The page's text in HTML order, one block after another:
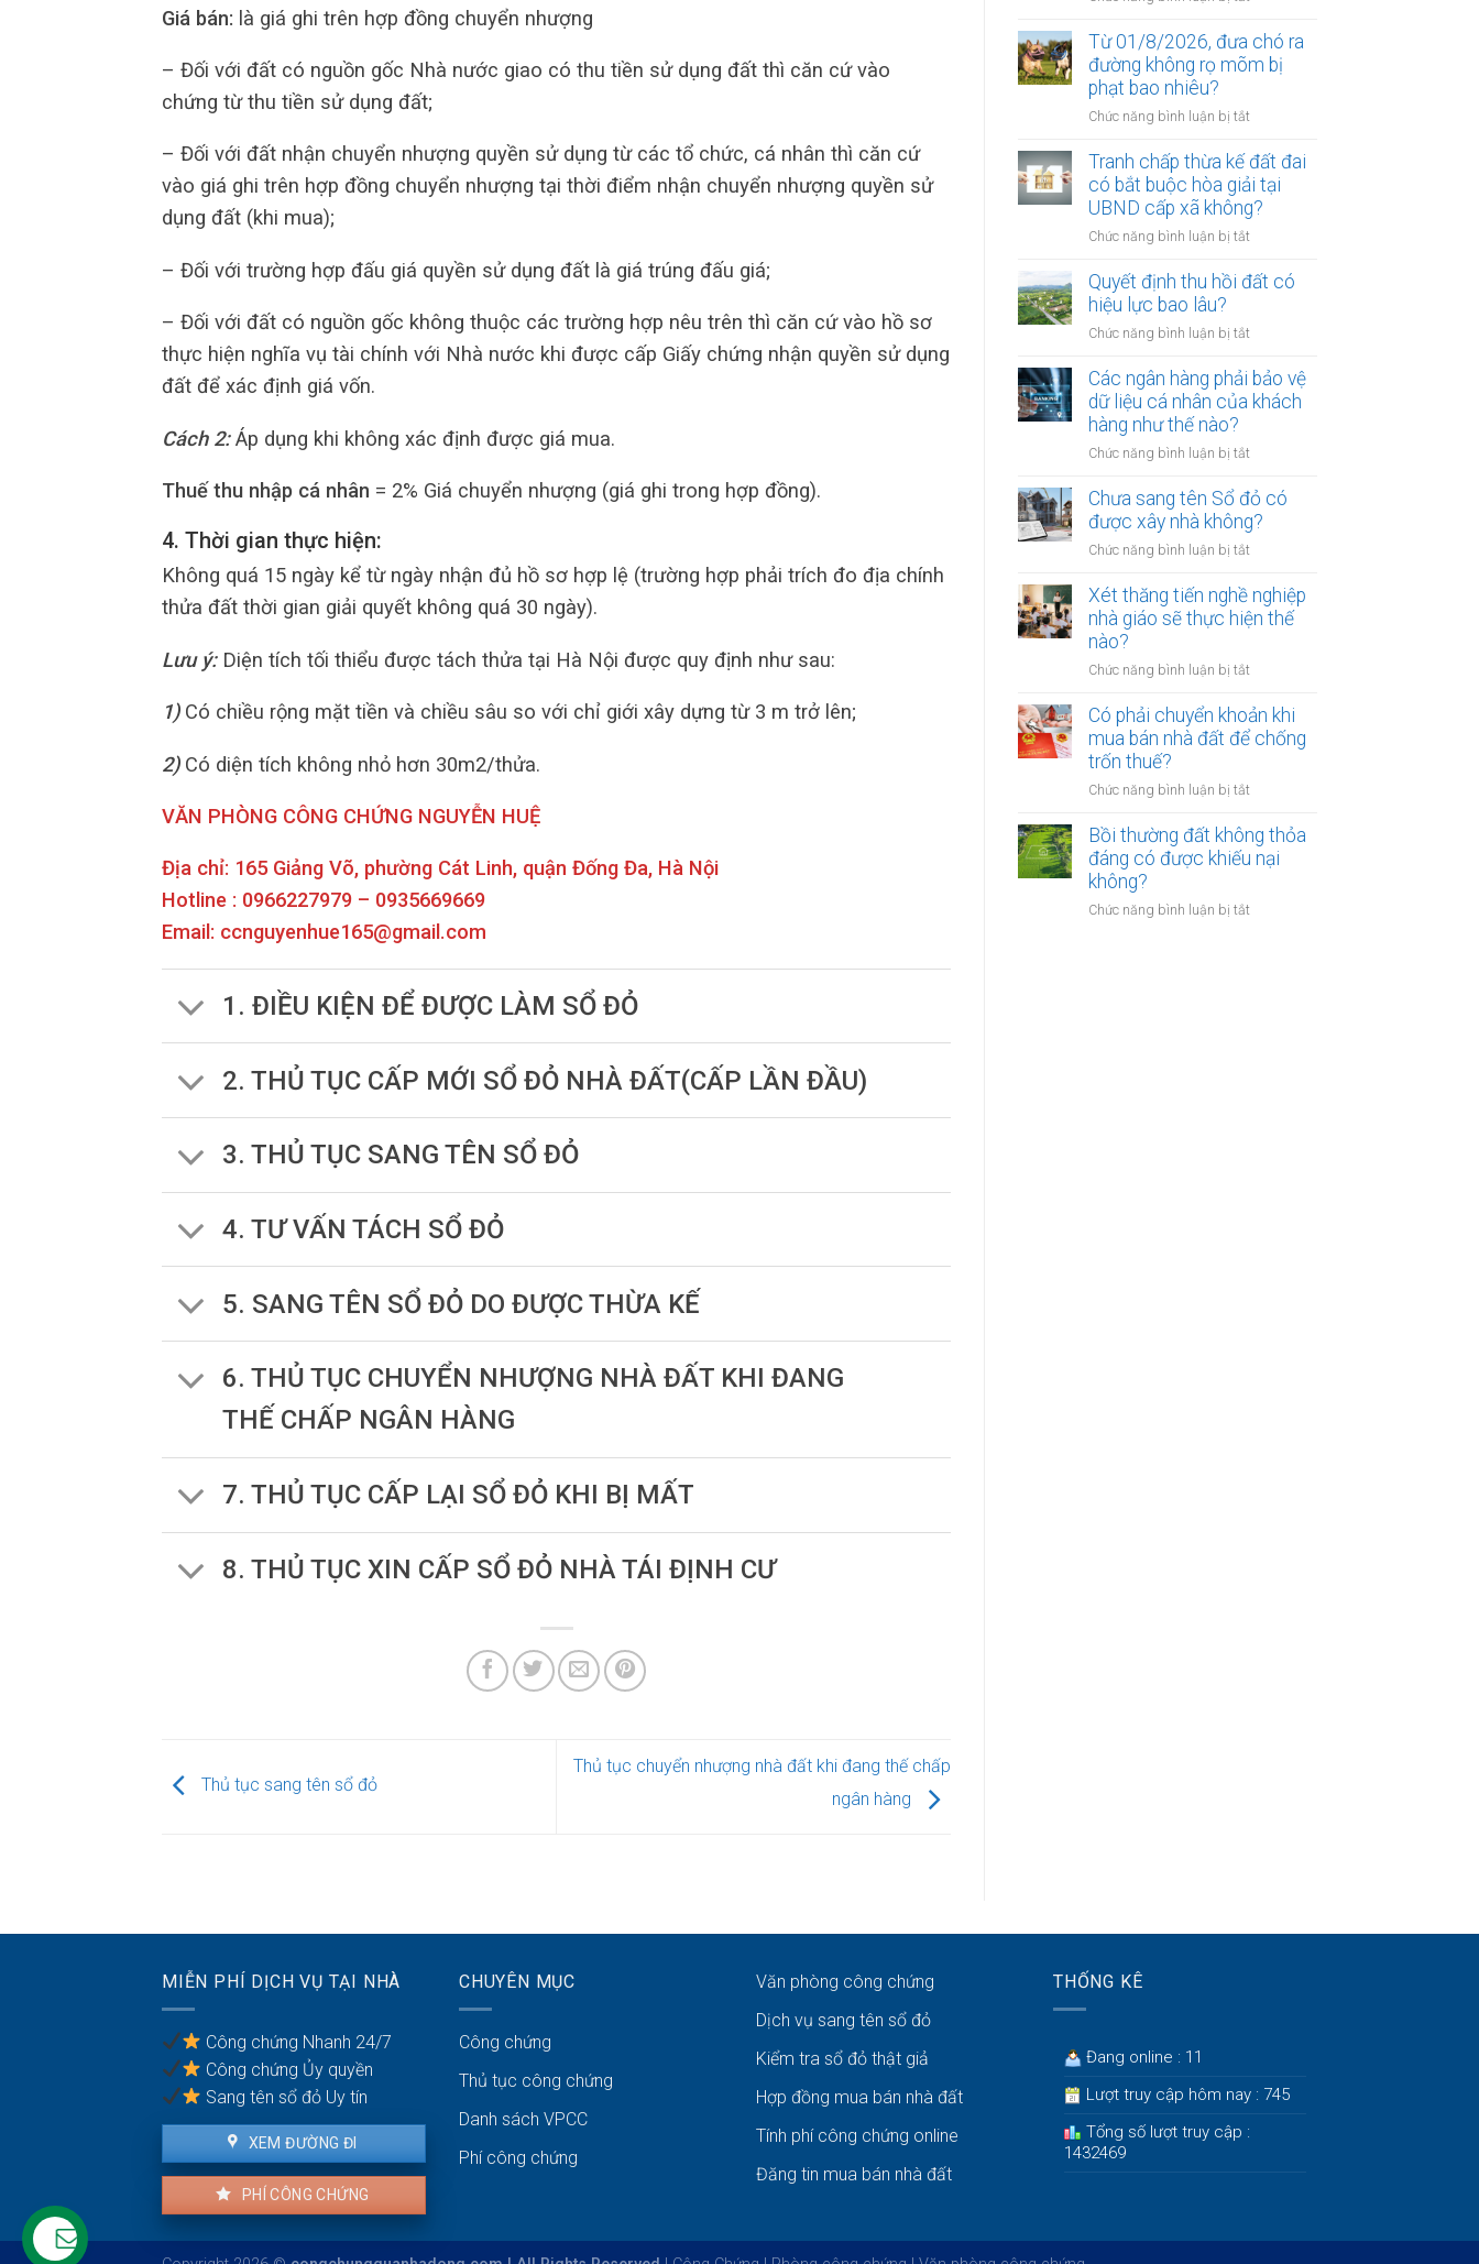
Giá bán: là giá ghi trên hợp đồng chuyển nhượng
– Đối với đất có nguồn gốc Nhà nước giao có thu tiền sử dụng đất thì căn cứ vào
chứng từ thu tiền sử dụng đất;
– Đối với đất nhận chuyển nhượng quyền sử dụng từ các tổ chức, cá nhân thì căn cứ
vào giá ghi trên hợp đồng chuyển nhượng tại thời điểm nhận chuyển nhượng quyền sử
dụng đất (khi mua);
– Đối với trường hợp đấu giá quyền sử dụng đất là giá trúng đấu giá;
– Đối với đất có nguồn gốc không thuộc các trường hợp nêu trên thì căn cứ vào hồ sơ
thực hiện nghĩa vụ tài chính với Nhà nước khi được cấp Giấy chứng nhận quyền sử dụng
đất để xác định giá vốn.
Cách 2:Áp dụng khi không xác định được giá mua.
Thuế thu nhập cá nhân = 2% Giá chuyển nhượng (giá ghi trong hợp đồng).
4. Thời gian thực hiện:
Không quá 15 ngày kể từ ngày nhận đủ hồ sơ hợp lệ (trường hợp phải trích đo địa chính
thửa đất thời gian giải quyết không quá 30 ngày).
Lưu ý: Diện tích tối thiểu được tách thửa tại Hà Nội được quy định như sau:
1)Có chiều rộng mặt tiền và chiều sâu so với chỉ giới xây dựng từ 3 m trở lên;
2)Có diện tích không nhỏ hơn 30m2/thửa.
VĂN PHÒNG CÔNG CHỨNG NGUYỄN HUỆ
Địa chỉ: 165 Giảng Võ, phường Cát Linh, quận Đống Đa, Hà Nội
Hotline : 0966227979 – 0935669669
Email: ccnguyenhue165@gmail.com
1. ĐIỀU KIỆN ĐỂ ĐƯỢC LÀM SỔ ĐỎ
2. THỦ TỤC CẤP MỚI SỔ ĐỎ NHÀ ĐẤT(CẤP LẦN ĐẦU)
3. THỦ TỤC SANG TÊN SỔ ĐỎ
4. TƯ VẤN TÁCH SỔ ĐỎ
5. SANG TÊN SỔ ĐỎ DO ĐƯỢC THỪA KẾ
6. THỦ TỤC CHUYỂN NHƯỢNG NHÀ ĐẤT KHI ĐANG
THẾ CHẤP NGÂN HÀNG
7. THỦ TỤC CẤP LẠI SỔ ĐỎ KHI BỊ MẤT
8. THỦ TỤC XIN CẤP SỔ ĐỎ NHÀ TÁI ĐỊNH CƯ
Thủ tục sang tên sổ đỏ
Thủ tục chuyển nhượng nhà đất khi đang thế chấp
ngân hàng
kiện
để
công
viên
mới
nhất
Từ 01/8/2026, đưa chó ra
đường không rọ mõm bị
phạt bao nhiêu?
Chức năng bình luận bị tắt
01/8/2026,
đưa
chó
ra
đường
rọ
bao
nhiêu?
Tranh chấp thừa kế đất đai
có bắt buộc hòa giải tại
UBND cấp xã không?
Chức năng bình luận bị tắt
chấp
đất
có
bắt
tại
UBND
cấp
Quyết định thu hồi đất có
hiệu lực bao lâu?
Chức năng bình luận bị tắt
định
thu
có
lực
bao
Các ngân hàng phải bảo vệ
dữ liệu cá nhân của khách
hàng như thế nào?
Chức năng bình luận bị tắt
ngân
hàng
phải
bảo
dữ
liệu
khách
hàng
như
Chưa sang tên Sổ đỏ có
được xây nhà không?
Chức năng bình luận bị tắt
sang
tên
Sổ
có
xây
nhà
Xét thăng tiến nghề nghiệp
nhà giáo sẽ thực hiện thế
nào?
Chức năng bình luận bị tắt
thăng
tiến
nhà
sẽ
thực
Có phải chuyển khoản khi
mua bán nhà đất để chống
trốn thuế?
Chức năng bình luận bị tắt
phải
chuyển
khoản
mua
Bồi thường đất không thỏa
đáng có được khiếu nại
không?
Chức năng bình luận bị tắt
MIỄN PHÍ DỊCH VỤ TẠI NHÀ
Công chứng Nhanh 24/7
Công chứng Ủy quyền
Sang tên sổ đỏ Uy tín
XEM ĐƯỜNG ĐI
PHÍ CÔNG CHỨNG
CHUYÊN MỤC
Công chứng
Thủ tục công chứng
Danh sách VPCC
Phí công chứng
Văn phòng công chứng
Dịch vụ sang tên sổ đỏ
Kiểm tra sổ đỏ thật giả
Hợp đồng mua bán nhà đất
Tính phí công chứng online
Đăng tin mua bán nhà đất
THỐNG KÊ
Đang online : 11
Lượt truy cập hôm nay : 745
Tổng số lượt truy cập :
1432469